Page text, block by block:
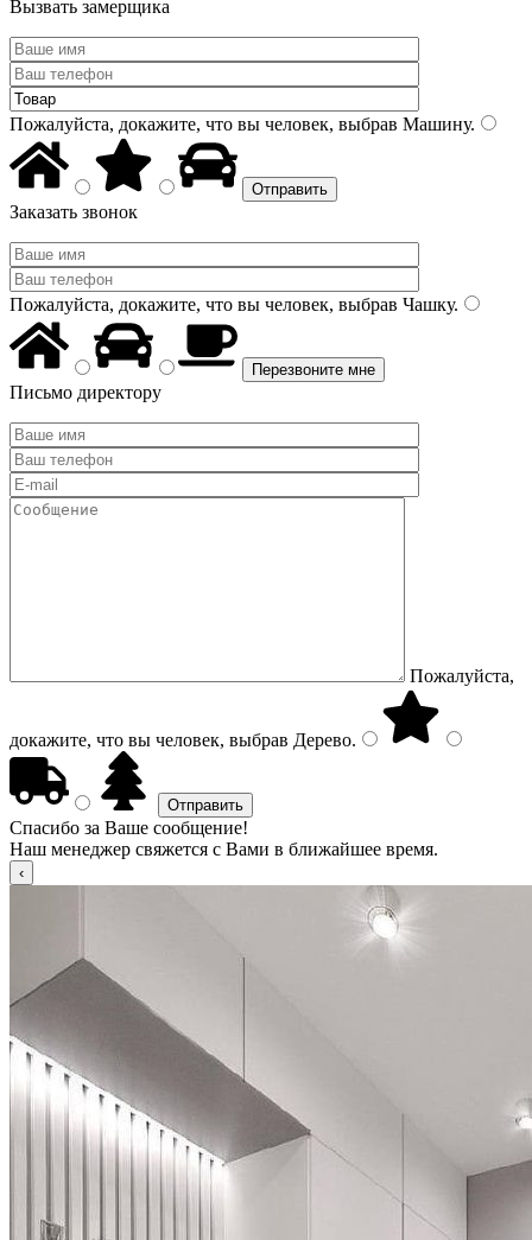
Вызвать замерщика
Пожалуйста, докажите, что вы человек, выбрав Машину.
Заказать звонок
Пожалуйста, докажите, что вы человек, выбрав Чашку.
Письмо директору
Пожалуйста,
докажите, что вы человек, выбрав Дерево.
Спасибо за Ваше сообщение!
Наш менеджер свяжется с Вами в ближайшее время.